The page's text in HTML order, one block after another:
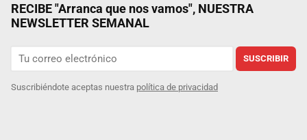
RECIBE "Arranca que nos vamos", NUESTRA
NEWSLETTER SEMANAL
SUSCRIBIR
Suscribiéndote aceptas nuestra política de privacidad